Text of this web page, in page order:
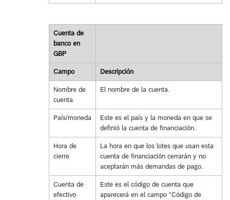
Cuenta de
banco en
GBP
Campo Descripción
Nombre de
cuenta
El nombre de la cuenta.
País/moneda
Este es el país y la moneda en que se
definió la cuenta de financiación.
Hora de
cierre
La hora en que los lotes que usan esta
cuenta de financiación cerrarán y no
aceptarán más demandas de pago.
Cuenta de
efectivo
Este es el código de cuenta que
aparecerá en el campo "Código de